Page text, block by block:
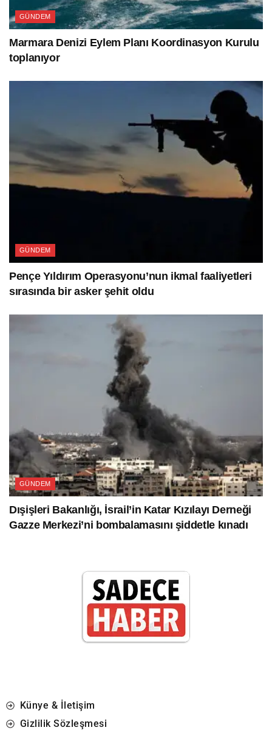
GÜNDEM
Marmara Denizi Eylem Planı Koordinasyon Kurulu
toplanıyor
GÜNDEM
Pençe Yıldırım Operasyonu’nun ikmal faaliyetleri
sırasında bir asker şehit oldu
GÜNDEM
Dışişleri Bakanlığı, İsrail’in Katar Kızılayı Derneği
Gazze Merkezi’ni bombalamasını şiddetle kınadı
Künye & İletişim
Gizlilik Sözleşmesi